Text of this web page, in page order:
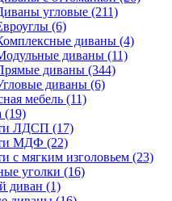
угловые (211)
(6)
диваны (4)
диваны (11)
диваны (344)
диваны (6)
мебель (11)
(19)
ЛДСП (17)
МДФ (22)
с мягким изголовьем (23)
уголки (16)
диван (1)